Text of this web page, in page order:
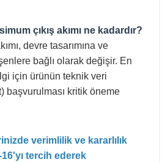
çıkış akımı ne kadardır?
devre tasarımına ve
bağlı olarak değişir. En
için ürünün teknik veri
başvurulması kritik öneme
verimlilik ve kararlılık
tercih ederek